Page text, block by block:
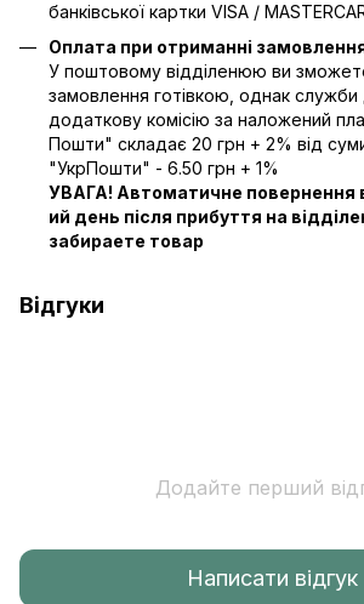
банківської картки VISA /
Оплата при отриманні
У поштовому відділенюю ви
замовлення готівкою, однак служби
додаткову комісію за наложений
Пошти" складає 20 грн + 2% від
"УкрПошти" - 6.50 грн + 1%
УВАГА! Автоматичне повернення
ий день після прибуття на
забираете товар
Відгуки
Додайте перший
Написати відгук